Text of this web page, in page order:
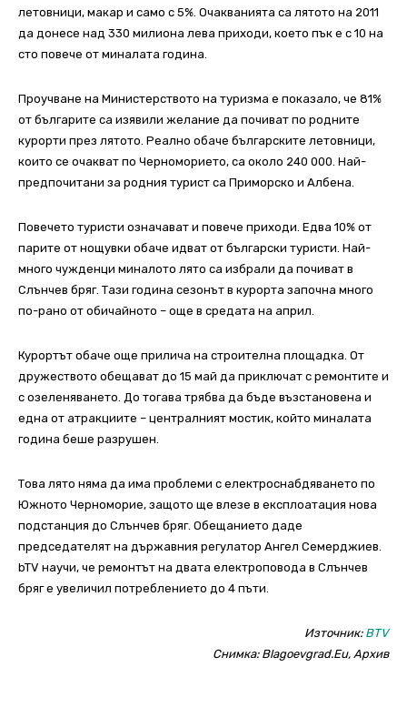
летовници, макар и само с 5%. Очакванията са лятото на 2011
да донесе над 330 милиона лева приходи, което пък е с 10 на
сто повече от миналата година.
Проучване на Министерството на туризма е показало, че 81%
от българите са изявили желание да почиват по родните
курорти през лятото. Реално обаче българските летовници,
които се очакват по Черноморието, са около 240 000. Най-
предпочитани за родния турист са Приморско и Албена.
Повечето туристи означават и повече приходи. Едва 10% от
парите от нощувки обаче идват от български туристи. Най-
много чужденци миналото лято са избрали да почиват в
Слънчев бряг. Тази година сезонът в курорта започна много
по-рано от обичайното – още в средата на април.
Курортът обаче още прилича на строителна площадка. От
дружеството обещават до 15 май да приключат с ремонтите и
с озеленяването. До тогава трябва да бъде възстановена и
една от атракциите – централният мостик, който миналата
година беше разрушен.
Това лято няма да има проблеми с електроснабдяването по
Южното Черноморие, защото ще влезе в експлоатация нова
подстанция до Слънчев бряг. Обещанието даде
председателят на държавния регулатор Ангел Семерджиев.
bTV научи, че ремонтът на двата електроповода в Слънчев
бряг е увеличил потреблението до 4 пъти.
Източник: BTV
Снимка: Blagoevgrad.Eu, Архив